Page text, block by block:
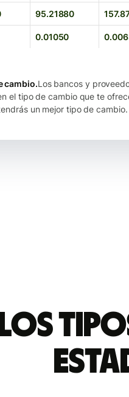
95.21880
0.01050
cambio.Los bancos y
el tipo de cambio que te
un mejor tipo de cambio.